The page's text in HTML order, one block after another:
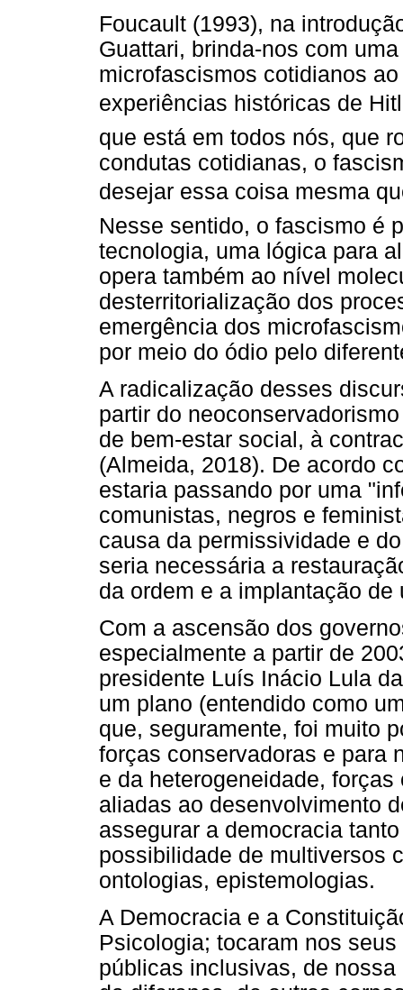
Foucault (1993), na
Guattari, brinda-nos com
microfascismos cotidianos
experiências históricas de
que está em todos nós, que
condutas cotidianas, o
desejar essa coisa mesma
Nesse sentido, o fascismo é
tecnologia, uma lógica para
opera também ao nível
desterritorialização dos
emergência dos
por meio do ódio pelo
A radicalização desses
partir do
de bem-estar social, à
(Almeida, 2018). De acordo
estaria passando por uma
comunistas, negros e
causa da permissividade e
seria necessária a
da ordem e a implantação
Com a ascensão dos
especialmente a partir de
presidente Luís Inácio Lula
um plano (entendido como
que, seguramente, foi muito
forças conservadoras e para
e da heterogeneidade,
aliadas ao desenvolvimento
assegurar a democracia
possibilidade de multiversos
ontologias, epistemologias.
A Democracia e a
Psicologia; tocaram nos
públicas inclusivas, de